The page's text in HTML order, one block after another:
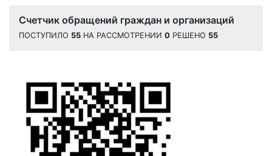
Счетчик обращений граждан и организаций
ПОСТУПИЛО 55 НА РАССМОТРЕНИИ 0 РЕШЕНО 55